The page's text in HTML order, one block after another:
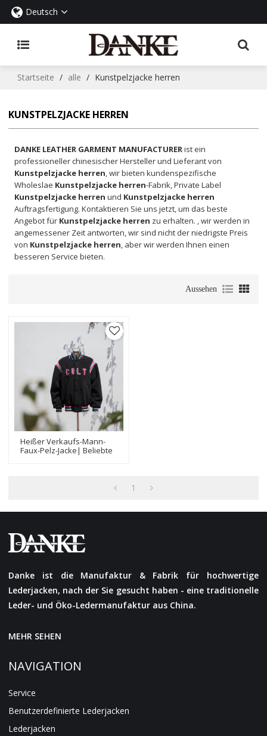
Deutsch
Startseite / alle / Kunstpelzjacke herren
KUNSTPELZJACKE HERREN
DANKE LEATHER GARMENT MANUFACTURERist ein
professioneller chinesischer Hersteller und Lieferant von
Kunstpelzjacke herren, wir bieten kundenspezifische
Wholeslae Kunstpelzjacke herren-Fabrik, Private Label
Kunstpelzjacke herren und Kunstpelzjacke herren
Auftragsfertigung. Kontaktieren Sie uns jetzt, um das beste
Angebot für Kunstpelzjacke herren zu erhalten. , wir werden in
angemessener Zeit antworten, wir sind nicht der niedrigste Preis
von Kunstpelzjacke herren, aber wir werden Ihnen einen
besseren Service bieten.
Aussehen
Heißer Verkaufs-Mann-
Faux-Pelz-Jacke| Beliebte
1
Danke ist die Manufaktur & Fabrik für hochwertige
Lederjacken, nach der Sie gesucht haben - eine traditionelle
Leder- und Öko-Ledermanufaktur aus China.
MEHR SEHEN
NAVIGATION
Service
Benutzerdefinierte Lederjacken
Lederjacken